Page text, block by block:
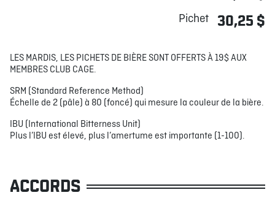
Pichet 30,25 $
LES MARDIS, LES PICHETS DE BIÈRE SONT OFFERTS À 19$ AUX
MEMBRES CLUB CAGE.
SRM (Standard Reference Method)
Échelle de 2 (pâle) à 80 (foncé) qui mesure la couleur de la bière.
IBU (International Bitterness Unit)
Plus l’IBU est élevé, plus l’amertume est importante (1-100).
ACCORDS